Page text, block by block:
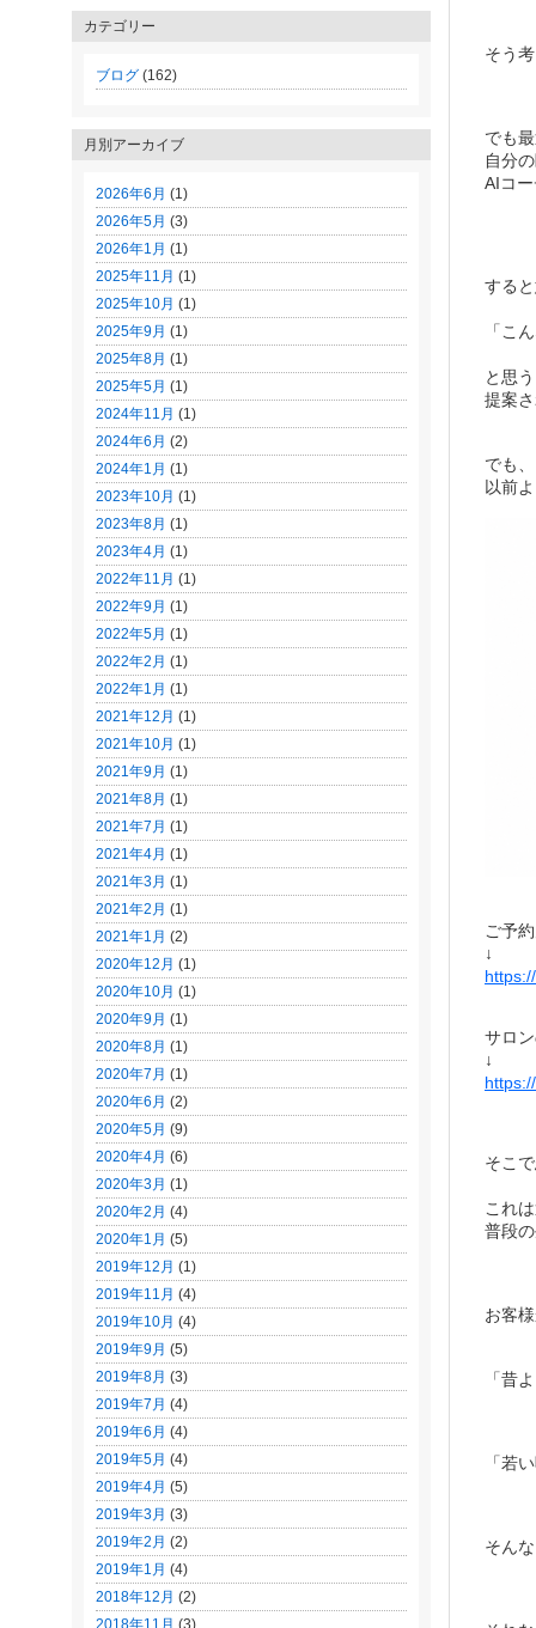
そう
でも
自分
AIコ
する
「こ
と思
提案
でも
以前
ご予
↓
サロ
↓
そこ
これ
普段
お客
「昔
「若
そん
カテゴリー
ブログ (162)
月別アーカイブ
2026年6月 (1)
2026年5月 (3)
2026年1月 (1)
2025年11月 (1)
2025年10月 (1)
2025年9月 (1)
2025年8月 (1)
2025年5月 (1)
2024年11月 (1)
2024年6月 (2)
2024年1月 (1)
2023年10月 (1)
2023年8月 (1)
2023年4月 (1)
2022年11月 (1)
2022年9月 (1)
2022年5月 (1)
2022年2月 (1)
2022年1月 (1)
2021年12月 (1)
2021年10月 (1)
2021年9月 (1)
2021年8月 (1)
2021年7月 (1)
2021年4月 (1)
2021年3月 (1)
2021年2月 (1)
2021年1月 (2)
2020年12月 (1)
2020年10月 (1)
2020年9月 (1)
2020年8月 (1)
2020年7月 (1)
2020年6月 (2)
2020年5月 (9)
2020年4月 (6)
2020年3月 (1)
2020年2月 (4)
2020年1月 (5)
2019年12月 (1)
2019年11月 (4)
2019年10月 (4)
2019年9月 (5)
2019年8月 (3)
2019年7月 (4)
2019年6月 (4)
2019年5月 (4)
2019年4月 (5)
2019年3月 (3)
2019年2月 (2)
2019年1月 (4)
2018年12月 (2)
2018年11月 (3)